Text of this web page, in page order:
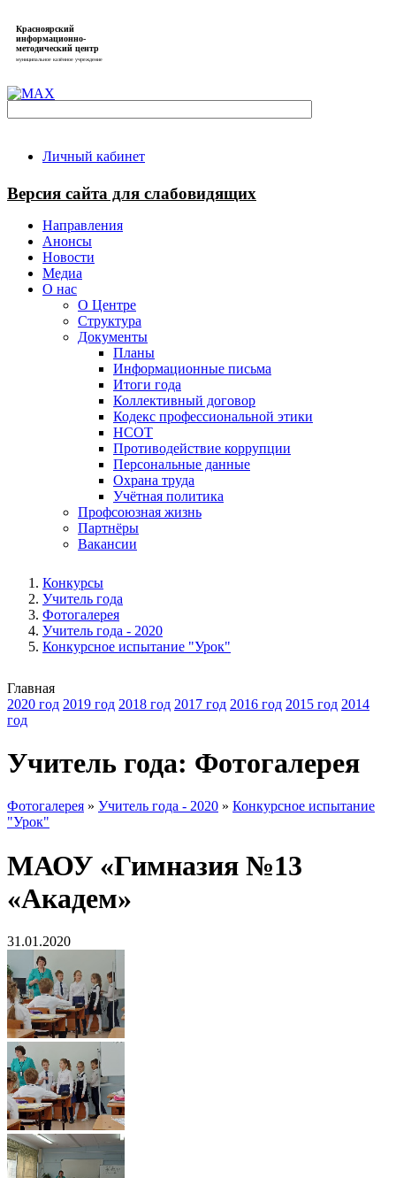
Красноярский
информационно-
методический центр
муниципальное казённое учреждение
Личный кабинет
Версия сайта для слабовидящих
Направления
Анонсы
Новости
Медиа
О нас
О Центре
Структура
Документы
Планы
Информационные письма
Итоги года
Коллективный договор
Кодекс профессиональной этики
НСОТ
Противодействие коррупции
Персональные данные
Охрана труда
Учётная политика
Профсоюзная жизнь
Партнёры
Вакансии
Конкурсы
Учитель года
Фотогалерея
Учитель года - 2020
Конкурсное испытание "Урок"
Главная
2020 год 2019 год 2018 год 2017 год 2016 год 2015 год 2014
год
Учитель года: Фотогалерея
Фотогалерея » Учитель года - 2020 » Конкурсное испытание
"Урок"
МАОУ «Гимназия №13
«Академ»
31.01.2020